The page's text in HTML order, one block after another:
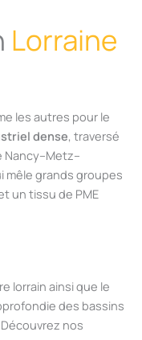
Lorraine
les autres pour le
dense, traversé
Nancy–Metz–
mêle grands groupes
un tissu de PME
lorrain ainsi que le
des bassins
nos